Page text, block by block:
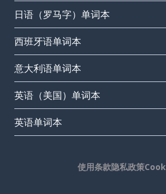
日语（罗马字）单词本
西班牙语单词本
意大利语单词本
英语（美国）单词本
英语单词本
使用条款隐私政策